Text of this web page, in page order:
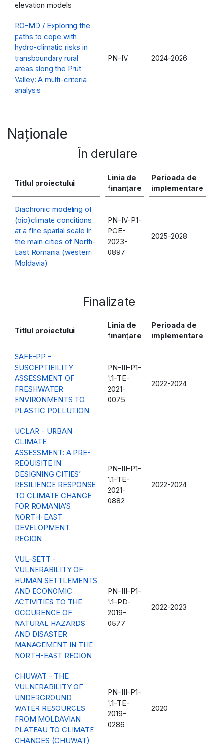
elevation models
RO-MD / Exploring the
paths to cope with
hydro-climatic risks in
transboundary rural
areas along the Prut
Valley: A multi-criteria
analysis
PN-IV 2024-2026
Naționale
În derulare
Titlul proiectului
Linia de
finanțare
Perioada de
implementare
Diachronic modeling of
(bio)climate conditions
at a fine spatial scale in
the main cities of North-
East Romania (western
Moldavia)
PN-IV-P1-
PCE-
2023-
0897
2025-2028
Finalizate
Titlul proiectului
Linia de
finanțare
Perioada de
implementare
SAFE-PP -
SUSCEPTIBILITY
ASSESSMENT OF
FRESHWATER
ENVIRONMENTS TO
PLASTIC POLLUTION
PN-III-P1-
1.1-TE-
2021-
0075
2022-2024
UCLAR - URBAN
CLIMATE
ASSESSMENT: A PRE-
REQUISITE IN
DESIGNING CITIES’
RESILIENCE RESPONSE
TO CLIMATE CHANGE
FOR ROMANIA’S
NORTH-EAST
DEVELOPMENT
REGION
PN-III-P1-
1.1-TE-
2021-
0882
2022-2024
VUL-SETT -
VULNERABILITY OF
HUMAN SETTLEMENTS
AND ECONOMIC
ACTIVITIES TO THE
OCCURENCE OF
NATURAL HAZARDS
AND DISASTER
MANAGEMENT IN THE
NORTH-EAST REGION
PN-III-P1-
1.1-PD-
2019-
0577
2022-2023
CHUWAT - THE
VULNERABILITY OF
UNDERGROUND
WATER RESOURCES
FROM MOLDAVIAN
PLATEAU TO CLIMATE
CHANGES (CHUWAT)
PN-III-P1-
1.1-TE-
2019-
0286
2020